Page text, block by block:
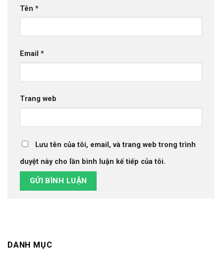
Tên *
Email *
Trang web
Lưu tên của tôi, email, và trang web trong trình
duyệt này cho lần bình luận kế tiếp của tôi.
DANH MỤC